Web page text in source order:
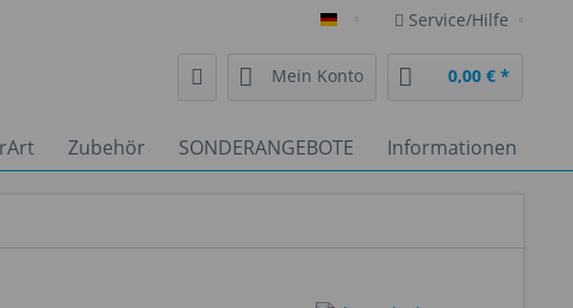
Deutsch Service/Hilfe
Mein Konto 0,00 € *
Zubehör SONDERANGEBOTE Informationen